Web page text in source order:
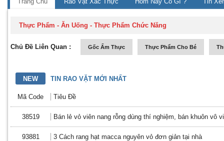
Thực Phẩm - Ăn Uống -Thực Phẩm Chức Năng
Chủ Đề Liên Quan : Gốc Ẩm Thực Thực Phẩm Cho Bé
NEW TIN RAO VẶT MỚI NHẤT
Mã Code Tiêu Đề
38519 Bán lẻ vỏ viên nang rỗng dùng thí nghiệm, bán khuôn vô
93881 3 Cách rang hạt macca nguyên vỏ đơn giản tại nhà